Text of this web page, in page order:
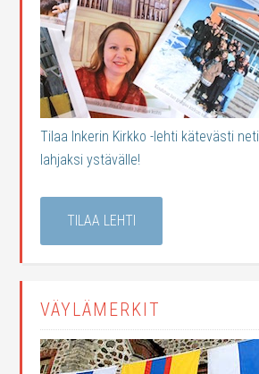
Tilaa Inkerin Kirkko -lehti kätevästi
lahjaksi ystävälle!
TILAA LEHTI
VÄYLÄMERKIT